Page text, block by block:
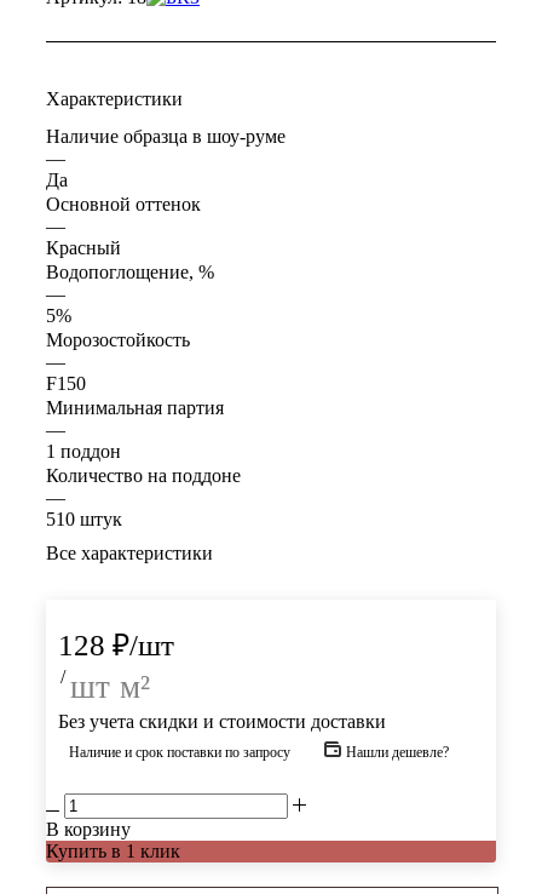
Характеристики
Наличие образца в шоу-руме
—
Да
Основной оттенок
—
Красный
Водопоглощение, %
—
5%
Морозостойкость
—
F150
Минимальная партия
—
1 поддон
Количество на поддоне
—
510 штук
Все характеристики
128 ₽/шт
/ шт м²
Без учета скидки и стоимости доставки
Наличие и срок поставки по запросу Нашли дешевле?
В корзину
Купить в 1 клик